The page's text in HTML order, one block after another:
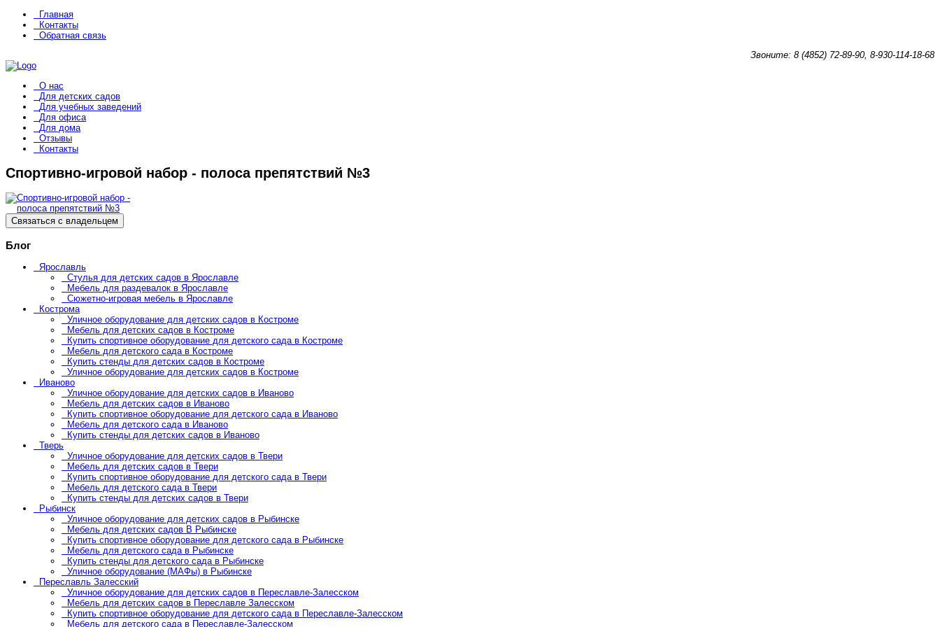
Главная
Контакты
Обратная связь
Звоните: 8 (4852) 72-89-90, 8-930-114-18-68
О нас
Для детских садов
Для учебных заведений
Для офиса
Для дома
Отзывы
Контакты
Спортивно-игровой набор - полоса препятствий №3
Связаться с владельцем
Блог
Ярославль
Стулья для детских садов в Ярославле
Мебель для раздевалок в Ярославле
Сюжетно-игровая мебель в Ярославле
Кострома
Уличное оборудование для детских садов в Костроме
Мебель для детских садов в Костроме
Купить спортивное оборудование для детского сада в Костроме
Мебель для детского сада в Костроме
Купить стенды для детских садов в Костроме
Уличное оборудование для детских садов в Костроме
Иваново
Уличное оборудование для детских садов в Иваново
Мебель для детских садов в Иваново
Купить спортивное оборудование для детского сада в Иваново
Мебель для детского сада в Иваново
Купить стенды для детских садов в Иваново
Тверь
Уличное оборудование для детских садов в Твери
Мебель для детских садов в Твери
Купить спортивное оборудование для детского сада в Твери
Мебель для детского сада в Твери
Купить стенды для детских садов в Твери
Рыбинск
Уличное оборудование для детских садов в Рыбинске
Мебель для детских садов В Рыбинске
Купить спортивное оборудование для детского сада в Рыбинске
Мебель для детского сада в Рыбинске
Купить стенды для детского сада в Рыбинске
Уличное оборудование (МАФы) в Рыбинске
Переславль Залесский
Уличное оборудование для детских садов в Переславле-Залесском
Мебель для детских садов в Переславле Залесском
Купить спортивное оборудование для детского сада в Переславле-Залесском
Мебель для детского сада в Переславле-Залесском